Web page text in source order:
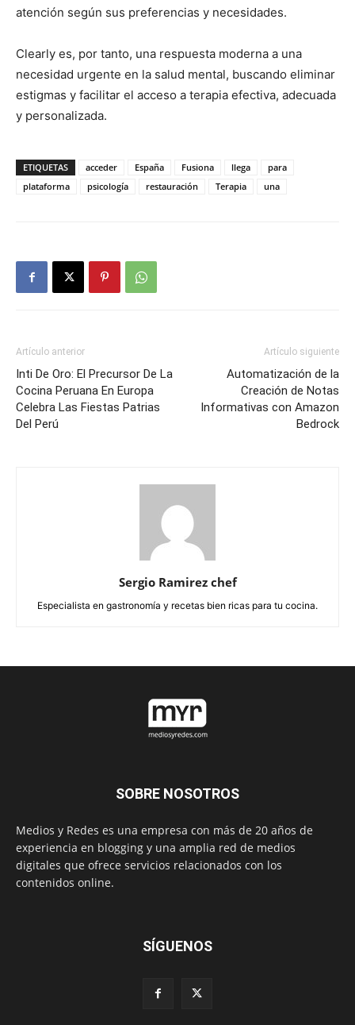
atención según sus preferencias y necesidades.
Clearly es, por tanto, una respuesta moderna a una
necesidad urgente en la salud mental, buscando eliminar
estigmas y facilitar el acceso a terapia efectiva, adecuada
y personalizada.
ETIQUETAS acceder España Fusiona llega
para
plataforma
psicología restauración Terapia una
Artículo anterior
Inti De Oro: El Precursor De La
Cocina Peruana En Europa
Celebra Las Fiestas Patrias
Del Perú
Artículo siguiente
Automatización de la
Creación de Notas
Informativas con Amazon
Bedrock
Sergio Ramirez chef
Especialista en gastronomía y recetas bien ricas para tu cocina.
SOBRE NOSOTROS
Medios y Redes es una empresa con más de 20 años de
experiencia en blogging y una amplia red de medios
digitales que ofrece servicios relacionados con los
contenidos online.
SÍGUENOS